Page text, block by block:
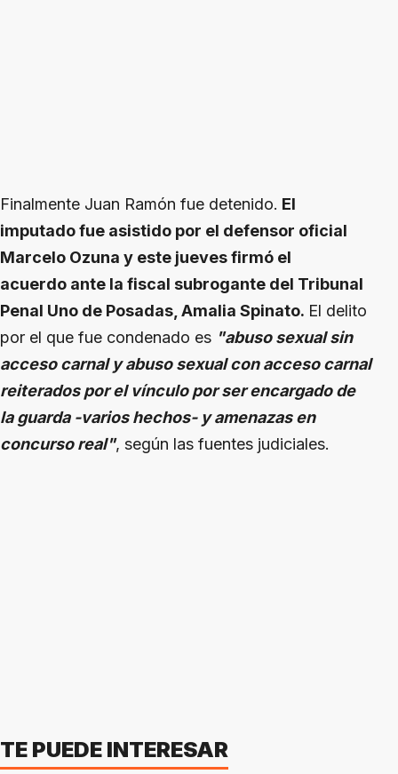
Finalmente Juan Ramón fue detenido. El
imputado fue asistido por el defensor oficial
Marcelo Ozuna y este jueves firmó el
acuerdo ante la fiscal subrogante del Tribunal
Penal Uno de Posadas, Amalia Spinato. El delito
por el que fue condenado es "abuso sexual sin
acceso carnal y abuso sexual con acceso carnal
reiterados por el vínculo por ser encargado de
la guarda -varios hechos- y amenazas en
concurso real", según las fuentes judiciales.
TE PUEDE INTERESAR